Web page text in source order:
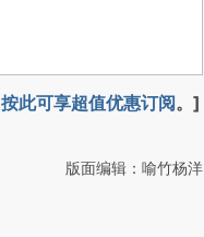
按此可享超值优惠订阅。]
版面编辑：喻竹杨洋